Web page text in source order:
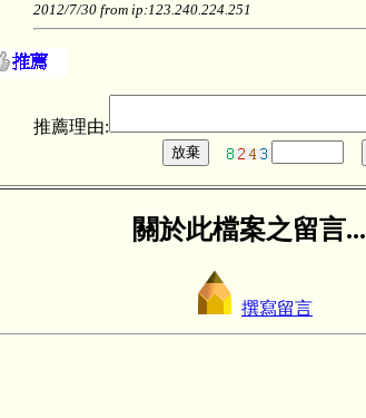
2012/7/30 from ip:123.240.224.251
推薦理由:
關於此檔案之留言...
撰寫留言